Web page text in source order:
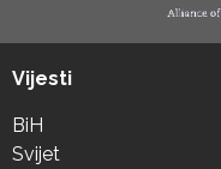
Vijesti
BiH
Svijet